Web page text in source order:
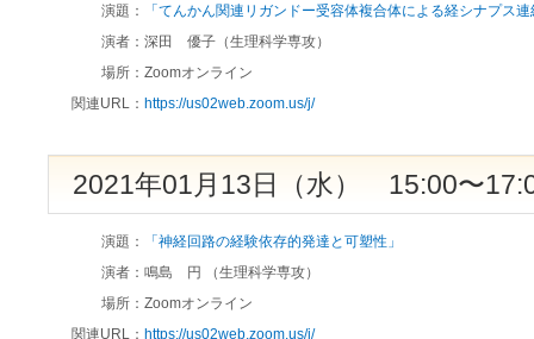
演題：
「てんかん関連リガンドー受容体複合体による経シナプス
演者： 深田 優子（生理科学専攻）
場所： Zoomオンライン
関連URL： https://us02web.zoom.us/j/
2021年01月13日（水） 15:00〜
演題：
「神経回路の経験依存的発達と可塑性」
演者： 鳴島 円 （生理科学専攻）
場所： Zoomオンライン
関連URL： https://us02web.zoom.us/j/